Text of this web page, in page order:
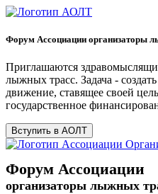
Форум Ассоциации организаторы
Приглашаются
лыжных трасс. Задача -
движение, ставящее своей
государственное
Вступить в АОЛТ
Форум Ассоциации
организаторы лыжных